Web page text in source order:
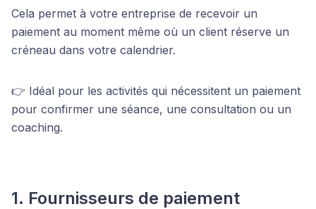
Cela permet à votre entreprise de recevoir un
paiement au moment même où un client réserve un
créneau dans votre calendrier.
👉 Idéal pour les activités qui nécessitent un paiement
pour confirmer une séance, une consultation ou un
coaching.
1. Fournisseurs de paiement